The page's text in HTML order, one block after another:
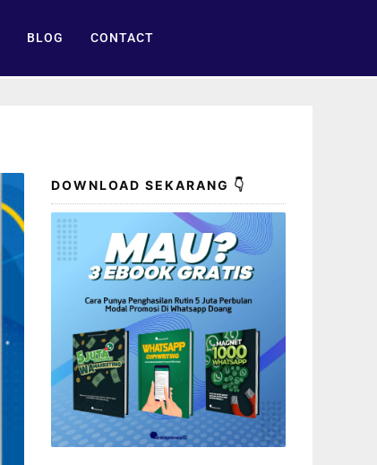
BLOG CONTACT
DOWNLOAD SEKARANG 👇